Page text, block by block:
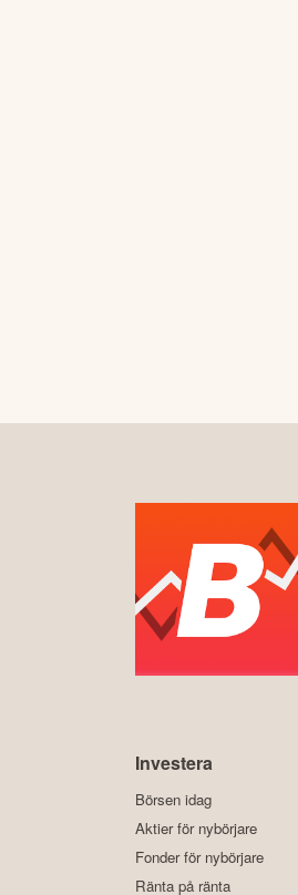
Investera
Börsen idag
Aktier för nybörjare
Fonder för nybörjare
Ränta på ränta